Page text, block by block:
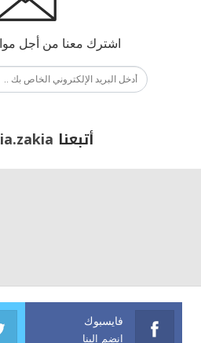
اشترك معنا من أجل
أتبعنا
فايسبوك
انضم الينا